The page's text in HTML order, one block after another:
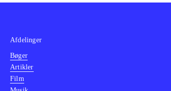
Afdelinger
Bøger
Artikler
Film